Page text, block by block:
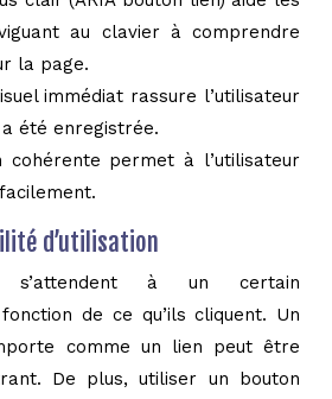
au clavier à comprendre
la page.
immédiat rassure l’utilisateur
été enregistrée.
cohérente permet à l’utilisateur
d’utilisation
s’attendent à un certain
de ce qu’ils cliquent. Un
comme un lien peut être
De plus, utiliser un bouton